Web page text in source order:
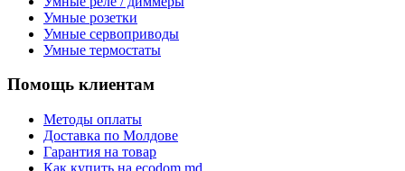
Умные розетки
Умные сервоприводы
Умные термостаты
Помощь клиентам
Методы оплаты
Доставка по Молдове
Гарантия на товар
Как купить на ecodom.md